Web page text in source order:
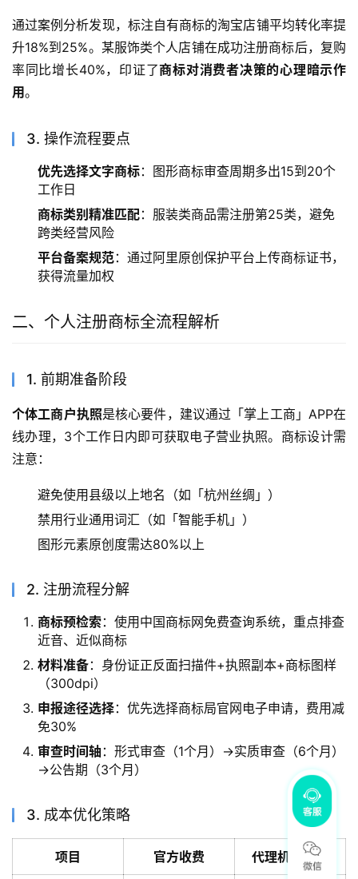
通过案例分析发现，标注自有商标的淘宝店铺平均转化率提
升18%到25%。某服饰类个人店铺在成功注册商标后，复购
率同比增长40%，印证了商标对消费者决策的心理暗示作
用。
3. 操作流程要点
优先选择文字商标：图形商标审查周期多出15到20个
工作日
商标类别精准匹配：服装类商品需注册第25类，避免
跨类经营风险
平台备案规范：通过阿里原创保护平台上传商标证书，
获得流量加权
二、个人注册商标全流程解析
1. 前期准备阶段
个体工商户执照是核心要件，建议通过「掌上工商」APP在
线办理，3个工作日内即可获取电子营业执照。商标设计需
注意：
避免使用县级以上地名（如「杭州丝绸」）
禁用行业通用词汇（如「智能手机」）
图形元素原创度需达80%以上
2. 注册流程分解
商标预检索：使用中国商标网免费查询系统，重点排查
近音、近似商标
材料准备：身份证正反面扫描件+执照副本+商标图样
（300dpi）
申报途径选择：优先选择商标局官网电子申请，费用减
免30%
审查时间轴 ：形式审查（1个月）→实质审查（6个月）
→公告期（3个月）
3. 成本优化策略
项目 官方收费 代理机构报价